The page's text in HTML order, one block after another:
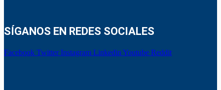
SÍGANOS EN REDES SOCIALES
Facebook Twitter Instagram Linkedin Youtube Reddit